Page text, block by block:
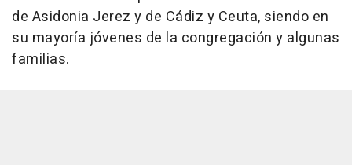
de Asidonia Jerez y de Cádiz y Ceuta, siendo en
su mayoría jóvenes de la congregación y algunas
familias.